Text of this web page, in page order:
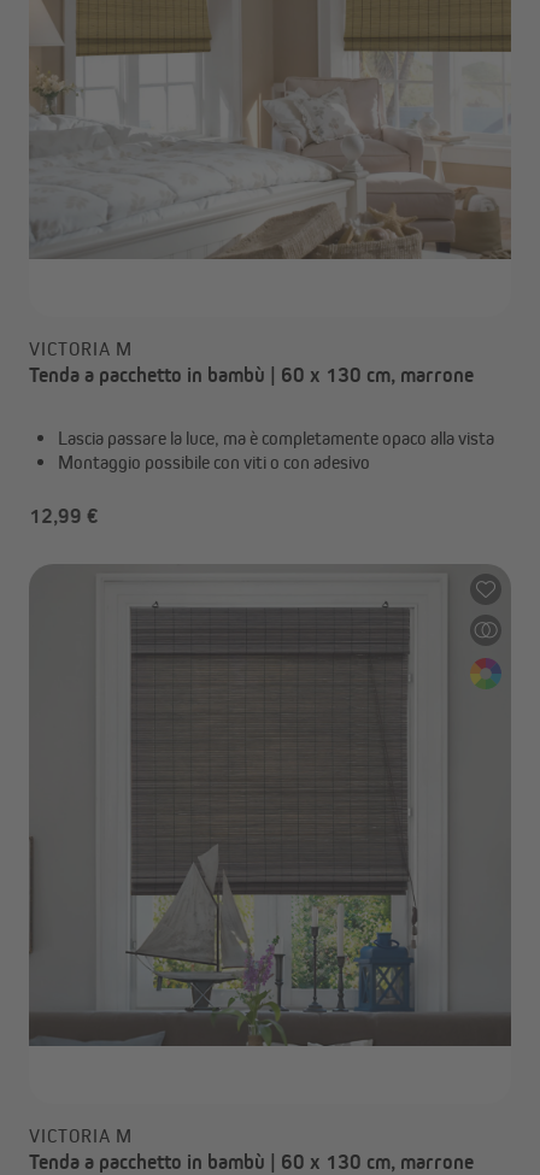
VICTORIA M
Tenda a pacchetto in bambù | 60 x 130 cm, marrone
Lascia passare la luce, ma è completamente opaco alla vista
Montaggio possibile con viti o con adesivo
12,99 €
VICTORIA M
Tenda a pacchetto in bambù | 60 x 130 cm, marrone